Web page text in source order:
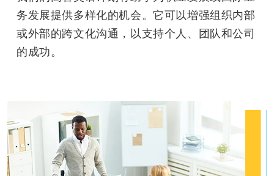
务发展提供多样化的机会。它可以增强组织内部
或外部的跨文化沟通，以支持个人、团队和公司
的成功。